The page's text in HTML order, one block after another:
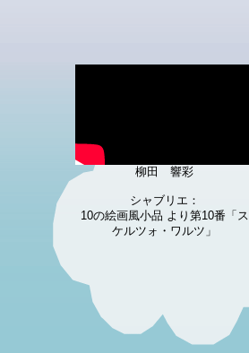
柳田 響彩
シャブリエ：
10の絵画風小品 より第10番「ス
ケルツォ・ワルツ」